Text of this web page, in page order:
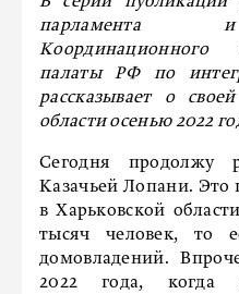
парламента и
Координационного
палаты РФ по
рассказывает о
области осенью 2022
Сегодня продолжу
Казачьей Лопани. Это
в Харьковской
тысяч человек, то
домовладений.
2022 года, когда